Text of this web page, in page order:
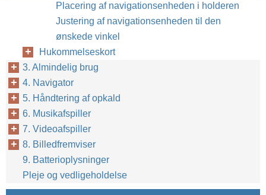
Placering af navigationsenheden i holderen
Justering af navigationsenheden til den
ønskede vinkel
Hukommelseskort
3. Almindelig brug
4. Navigator
5. Håndtering af opkald
6. Musikafspiller
7. Videoafspiller
8. Billedfremviser
9. Batterioplysninger
Pleje og vedligeholdelse